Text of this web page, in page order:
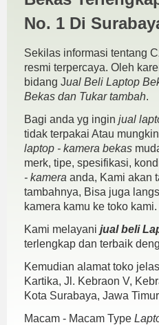
JUAL BELI
SURABAYA
No. 1 Di
Sekilas informasi tentang
resmi terpercaya. Oleh
bidang Jual Beli Laptop
Bekas dan Tukar tambah.
Bagi anda yg ingin jual
tidak terpakai Atau
laptop - kamera bekas
merk, tipe, spesifikasi,
- kamera anda, Kami akan
tambahnya, Bisa juga
kamera kamu ke toko kami.
Kami melayani jual beli
terlengkap dan terbaik
Kemudian alamat toko
Kartika, Jl. Kebraon V,
Kota Surabaya, Jawa
Macam - Macam Type